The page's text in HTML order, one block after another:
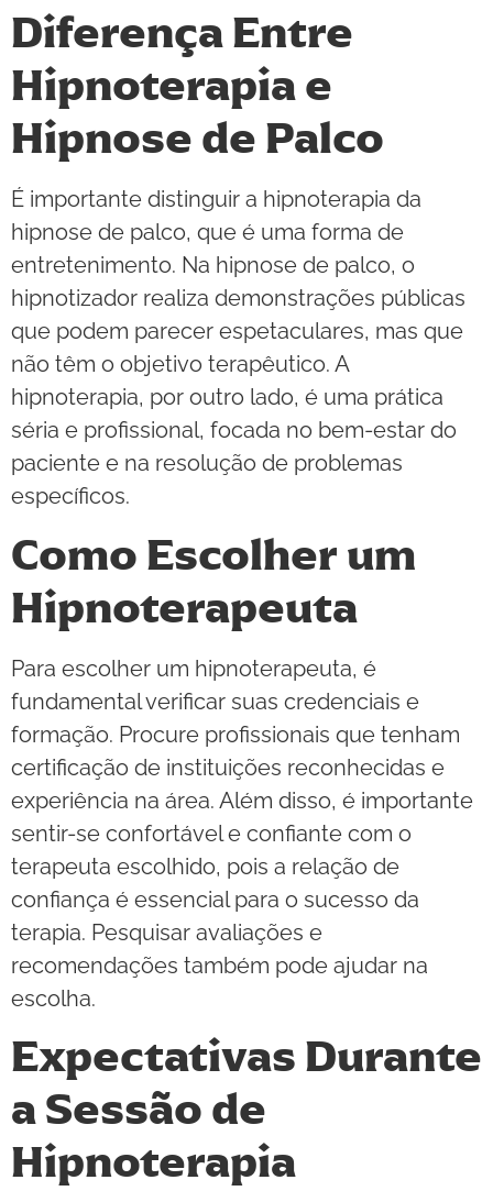
Diferença Entre
Hipnoterapia e
Hipnose de Palco
É importante distinguir a hipnoterapia da
hipnose de palco, que é uma forma de
entretenimento. Na hipnose de palco, o
hipnotizador realiza demonstrações públicas
que podem parecer espetaculares, mas que
não têm o objetivo terapêutico. A
hipnoterapia, por outro lado, é uma prática
séria e profissional, focada no bem-estar do
paciente e na resolução de problemas
específicos.
Como Escolher um
Hipnoterapeuta
Para escolher um hipnoterapeuta, é
fundamental verificar suas credenciais e
formação. Procure profissionais que tenham
certificação de instituições reconhecidas e
experiência na área. Além disso, é importante
sentir-se confortável e confiante com o
terapeuta escolhido, pois a relação de
confiança é essencial para o sucesso da
terapia. Pesquisar avaliações e
recomendações também pode ajudar na
escolha.
Expectativas Durante
a Sessão de
Hipnoterapia